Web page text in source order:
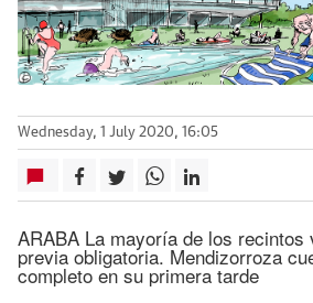
Wednesday, 1 July 2020, 16:05
ARABA La mayoría de los
previa obligatoria. Mendizorroza
completo en su primera tarde